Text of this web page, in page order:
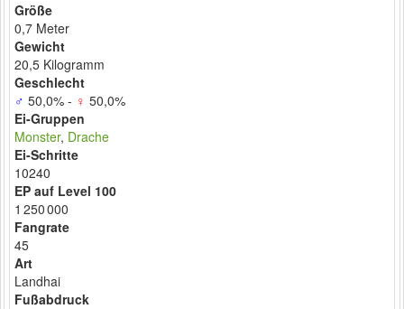
Größe
0,7 Meter
Gewicht
20,5 Kilogramm
Geschlecht
♂ 50,0% - ♀ 50,0%
Ei-Gruppen
Monster, Drache
Ei-Schritte
10240
EP auf Level 100
1 250 000
Fangrate
45
Art
Landhai
Fußabdruck